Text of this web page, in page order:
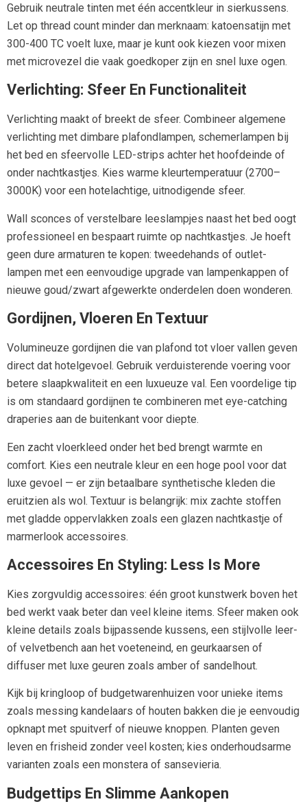
Gebruik neutrale tinten met één accentkleur in sierkussens.
Let op thread count minder dan merknaam: katoensatijn met
300-400 TC voelt luxe, maar je kunt ook kiezen voor mixen
met microvezel die vaak goedkoper zijn en snel luxe ogen.
Verlichting: Sfeer En Functionaliteit
Verlichting maakt of breekt de sfeer. Combineer algemene
verlichting met dimbare plafondlampen, schemerlampen bij
het bed en sfeervolle LED-strips achter het hoofdeinde of
onder nachtkastjes. Kies warme kleurtemperatuur (2700–
3000K) voor een hotelachtige, uitnodigende sfeer.
Wall sconces of verstelbare leeslampjes naast het bed oogt
professioneel en bespaart ruimte op nachtkastjes. Je hoeft
geen dure armaturen te kopen: tweedehands of outlet-
lampen met een eenvoudige upgrade van lampenkappen of
nieuwe goud/zwart afgewerkte onderdelen doen wonderen.
Gordijnen, Vloeren En Textuur
Volumineuze gordijnen die van plafond tot vloer vallen geven
direct dat hotelgevoel. Gebruik verduisterende voering voor
betere slaapkwaliteit en een luxueuze val. Een voordelige tip
is om standaard gordijnen te combineren met eye-catching
draperies aan de buitenkant voor diepte.
Een zacht vloerkleed onder het bed brengt warmte en
comfort. Kies een neutrale kleur en een hoge pool voor dat
luxe gevoel — er zijn betaalbare synthetische kleden die
eruitzien als wol. Textuur is belangrijk: mix zachte stoffen
met gladde oppervlakken zoals een glazen nachtkastje of
marmerlook accessoires.
Accessoires En Styling: Less Is More
Kies zorgvuldig accessoires: één groot kunstwerk boven het
bed werkt vaak beter dan veel kleine items. Sfeer maken ook
kleine details zoals bijpassende kussens, een stijlvolle leer-
of velvetbench aan het voeteneind, en geurkaarsen of
diffuser met luxe geuren zoals amber of sandelhout.
Kijk bij kringloop of budgetwarenhuizen voor unieke items
zoals messing kandelaars of houten bakken die je eenvoudig
opknapt met spuitverf of nieuwe knoppen. Planten geven
leven en frisheid zonder veel kosten; kies onderhoudsarme
varianten zoals een monstera of sansevieria.
Budgettips En Slimme Aankopen